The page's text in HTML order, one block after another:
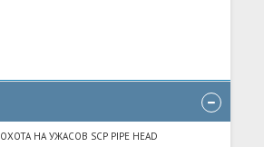
ОХОТА НА УЖАСОВ SCP PIPE HEAD